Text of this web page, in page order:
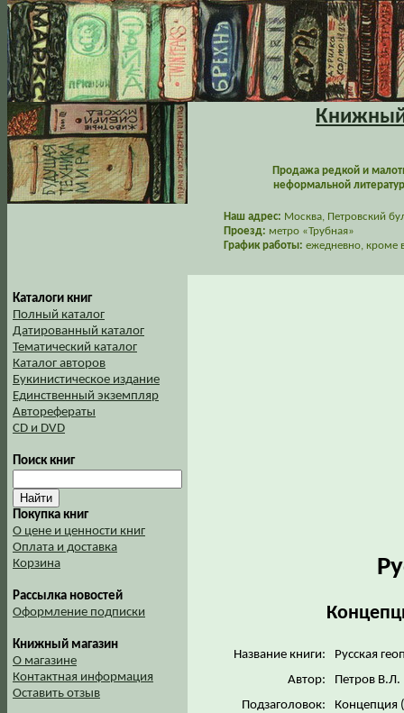
Книжный
Продажа редкой и
неформальной
Наш адрес: Москва, Петровский
Проезд: метро «Трубная»
График работы: ежедневно, кроме
Каталоги книг
Полный каталог
Датированный каталог
Тематический каталог
Каталог авторов
Букинистическое издание
Единственный экземпляр
Авторефераты
CD и DVD
Поиск книг
Покупка книг
О цене и ценности книг
Оплата и доставка
Корзина
Рассылка новостей
Оформление подписки
Книжный магазин
О магазине
Контактная информация
Оставить отзыв
Название книги:
Русская
Автор:
Петров В.Л.
Подзаголовок:
Концепция